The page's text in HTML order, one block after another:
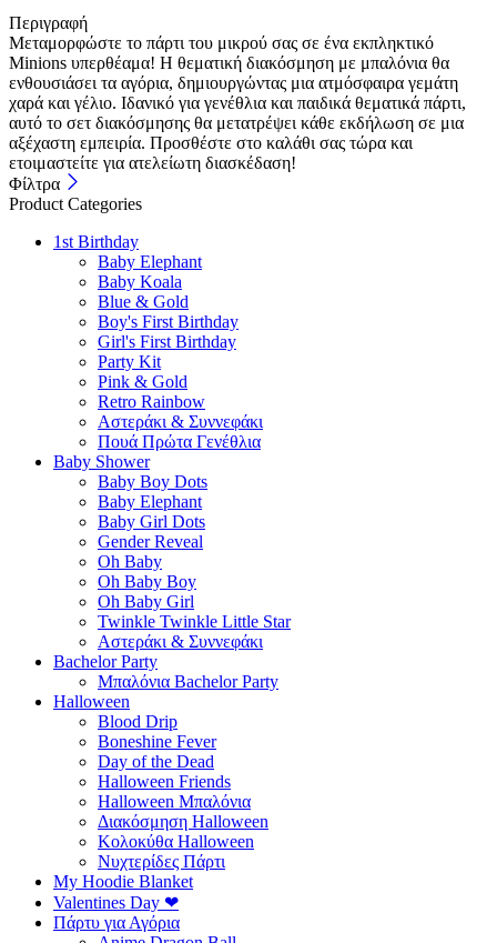
Περιγραφή
Μεταμορφώστε το πάρτι του μικρού σας σε ένα εκπληκτικό
Minions υπερθέαμα! Η θεματική διακόσμηση με μπαλόνια θα
ενθουσιάσει τα αγόρια, δημιουργώντας μια ατμόσφαιρα γεμάτη
χαρά και γέλιο. Ιδανικό για γενέθλια και παιδικά θεματικά πάρτι,
αυτό το σετ διακόσμησης θα μετατρέψει κάθε εκδήλωση σε μια
αξέχαστη εμπειρία. Προσθέστε στο καλάθι σας τώρα και
ετοιμαστείτε για ατελείωτη διασκέδαση!
Φίλτρα
Product Categories
1st Birthday
Baby Elephant
Baby Koala
Blue & Gold
Boy's First Birthday
Girl's First Birthday
Party Kit
Pink & Gold
Retro Rainbow
Αστεράκι & Συννεφάκι
Πουά Πρώτα Γενέθλια
Baby Shower
Baby Boy Dots
Baby Elephant
Baby Girl Dots
Gender Reveal
Oh Baby
Oh Baby Boy
Oh Baby Girl
Twinkle Twinkle Little Star
Αστεράκι & Συννεφάκι
Bachelor Party
Μπαλόνια Bachelor Party
Halloween
Blood Drip
Boneshine Fever
Day of the Dead
Halloween Friends
Halloween Μπαλόνια
Διακόσμηση Halloween
Κολοκύθα Halloween
Νυχτερίδες Πάρτι
My Hoodie Blanket
Valentines Day ❤
Πάρτυ για Αγόρια